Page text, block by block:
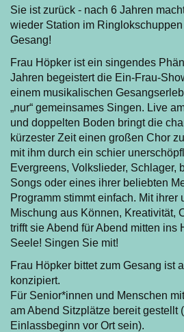
Sie ist zurück - nach 6 Jahren
wieder Station im
Gesang!
Frau Höpker ist ein singendes
Jahren begeistert die Ein-Frau-
einem musikalischen
„nur“ gemeinsames Singen. Live
und doppelten Boden bringt die
kürzester Zeit einen großen Chor
mit ihm durch ein schier
Evergreens, Volkslieder, Schlager,
Songs oder eines ihrer beliebten
Programm stimmt einfach. Mit ihrer
Mischung aus Können, Kreativität,
trifft sie Abend für Abend mitten ins
Seele! Singen Sie mit!
Frau Höpker bittet zum Gesang ist
konzipiert.
Für Senior*innen und Menschen
am Abend Sitzplätze bereit gestellt
Einlassbeginn vor Ort sein).